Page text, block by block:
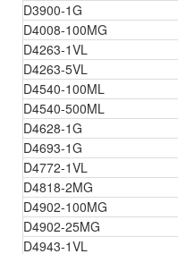
D3900-1G
D4008-100MG
D4263-1VL
D4263-5VL
D4540-100ML
D4540-500ML
D4628-1G
D4693-1G
D4772-1VL
D4818-2MG
D4902-100MG
D4902-25MG
D4943-1VL